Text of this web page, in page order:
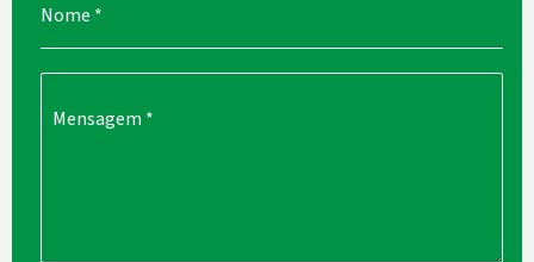
Nome *
Mensagem *